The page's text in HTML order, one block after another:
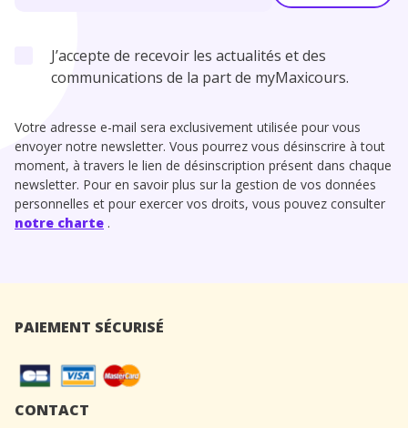
J’accepte de recevoir les actualités et des
communications de la part de myMaxicours.
Votre adresse e-mail sera exclusivement utilisée pour vous
envoyer notre newsletter. Vous pourrez vous désinscrire à tout
moment, à travers le lien de désinscription présent dans chaque
newsletter. Pour en savoir plus sur la gestion de vos données
personnelles et pour exercer vos droits, vous pouvez consulter
notre charte .
PAIEMENT SÉCURISÉ
CONTACT